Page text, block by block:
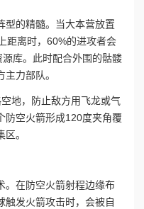
型的精髓。当大本营放置
距离时，60%的进攻者会
库。此时配合外围的骷髅
力部队。
地，防止敌方用飞龙或气
防空火箭形成120度夹角覆
。
。在防空火箭射程边缘布
触发火箭攻击时，会被自